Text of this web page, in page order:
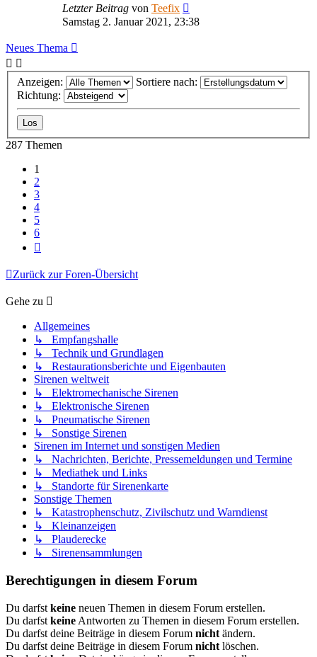
Letzter Beitrag von Teefix
Samstag 2. Januar 2021, 23:38
Neues Thema
Anzeigen:
Sortiere nach:
Richtung:
287 Themen
1
2
3
4
5
6
Zurück zur Foren-Übersicht
Gehe zu
Allgemeines
↳ Empfangshalle
↳ Technik und Grundlagen
↳ Restaurationsberichte und Eigenbauten
Sirenen weltweit
↳ Elektromechanische Sirenen
↳ Elektronische Sirenen
↳ Pneumatische Sirenen
↳ Sonstige Sirenen
Sirenen im Internet und sonstigen Medien
↳ Nachrichten, Berichte, Pressemeldungen und Termine
↳ Mediathek und Links
↳ Standorte für Sirenenkarte
Sonstige Themen
↳ Katastrophenschutz, Zivilschutz und Warndienst
↳ Kleinanzeigen
↳ Plauderecke
↳ Sirenensammlungen
Berechtigungen in diesem Forum
Du darfst keine neuen Themen in diesem Forum erstellen.
Du darfst keine Antworten zu Themen in diesem Forum erstellen.
Du darfst deine Beiträge in diesem Forum nicht ändern.
Du darfst deine Beiträge in diesem Forum nicht löschen.